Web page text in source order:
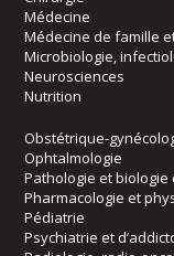
Médecine
Médecine de famille
Microbiologie,
Neurosciences
Nutrition
Obstétrique-
Ophtalmologie
Pathologie et biologie
Pharmacologie et
Pédiatrie
Psychiatrie et